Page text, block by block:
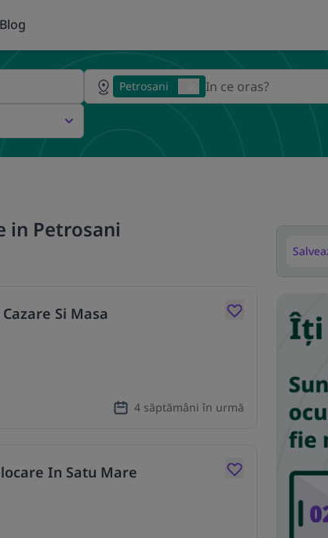
Blog
Petrosani
in Petrosani
Si Masa
4 săptămâni în urmă
In Satu Mare